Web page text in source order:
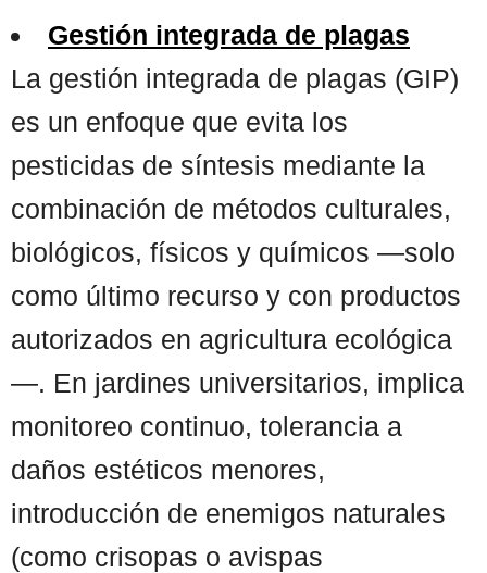
Gestión integrada de plagas
La gestión integrada de plagas (GIP)
es un enfoque que evita los
pesticidas de síntesis mediante la
combinación de métodos culturales,
biológicos, físicos y químicos —solo
como último recurso y con productos
autorizados en agricultura ecológica
—. En jardines universitarios, implica
monitoreo continuo, tolerancia a
daños estéticos menores,
introducción de enemigos naturales
(como crisopas o avispas